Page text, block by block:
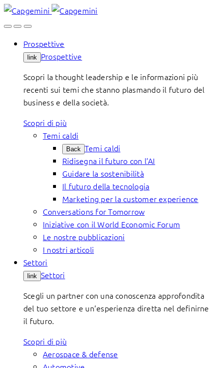
Skip
to
Prospettive
link Prospettive
Scopri la thought leadership e le informazioni più
recenti sui temi che stanno plasmando il futuro del
business e della società.
Scopri di più
Temi caldi
Back Temi caldi
Ridisegna il futuro con l’AI
Guidare la sostenibilità
Il futuro della tecnologia
Marketing per la customer experience
Conversations for Tomorrow
Iniziative con il World Economic Forum
Le nostre pubblicazioni
I nostri articoli
Settori
link Settori
Scegli un partner con una conoscenza approfondita
del tuo settore e un’esperienza diretta nel definirne
il futuro.
Scopri di più
Aerospace & defense